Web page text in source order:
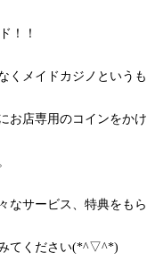
！！
くメイドカジノというも
お店専用のコインをか
なサービス、特典をも
てください(*^▽^*)